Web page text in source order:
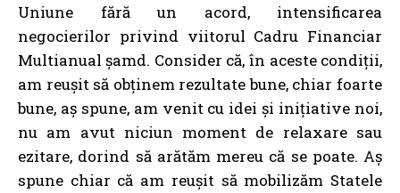
Uniune fără un acord, intensificarea
negocierilor privind viitorul Cadru Financiar
Multianual șamd. Consider că, în aceste condiții,
am reușit să obținem rezultate bune, chiar foarte
bune, aș spune, am venit cu idei și inițiative noi,
nu am avut niciun moment de relaxare sau
ezitare, dorind să arătăm mereu că se poate. Aș
spune chiar că am reușit să mobilizăm Statele